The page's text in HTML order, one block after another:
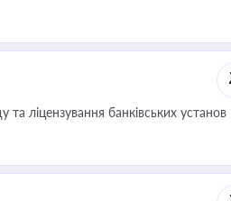
та ліцензування банківських установ